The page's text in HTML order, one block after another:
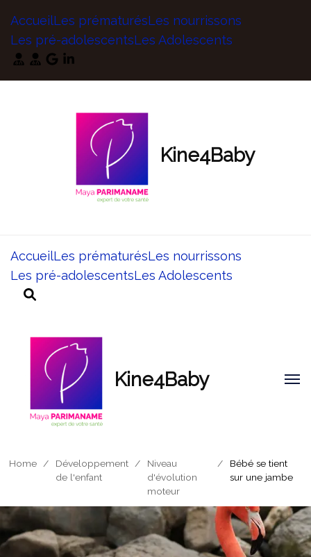
AccueilLes prématurésLes nourrissons
Les pré-adolescentsLes Adolescents
Kine4Baby
AccueilLes prématurésLes nourrissons
Les pré-adolescentsLes Adolescents
Kine4Baby
Home /
Développement
de l'enfant
/
Niveau
d'évolution
moteur
/
Bébé se tient
sur une jambe